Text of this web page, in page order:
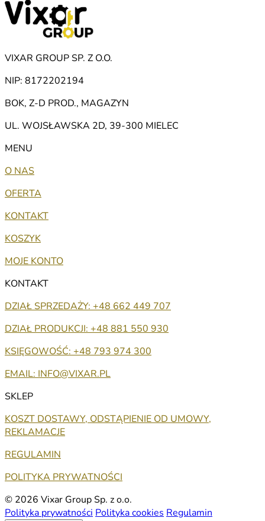
VIXAR GROUP SP. Z O.O.
NIP: 8172202194
BOK, Z-D PROD., MAGAZYN
UL. WOJSŁAWSKA 2D, 39-300 MIELEC
MENU
O NAS
OFERTA
KONTAKT
KOSZYK
MOJE KONTO
KONTAKT
DZIAŁ SPRZEDAŻY: +48 662 449 707
DZIAŁ PRODUKCJI: +48 881 550 930
KSIĘGOWOŚĆ: +48 793 974 300
EMAIL: INFO@VIXAR.PL
SKLEP
KOSZT DOSTAWY, ODSTĄPIENIE OD UMOWY,
REKLAMACJE
REGULAMIN
POLITYKA PRYWATNOŚCI
© 2026 Vixar Group Sp. z o.o.
Polityka prywatnościPolityka cookiesRegulamin